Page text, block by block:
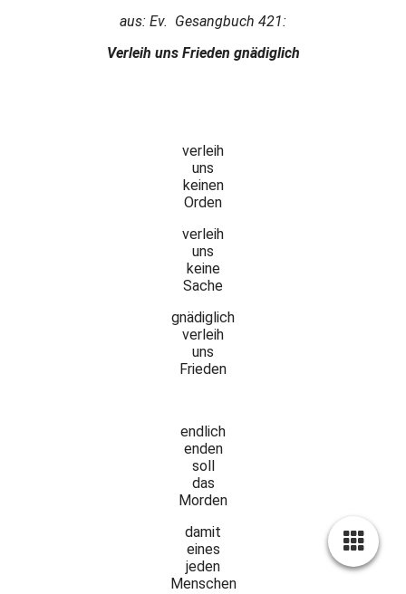
aus: Ev. Gesangbuch 421:
Verleih uns Frieden gnädiglich
verleih
uns
keinen
Orden
verleih
uns
keine
Sache
gnädiglich
verleih
uns
Frieden
endlich
enden
soll
das
Morden
damit
eines
jeden
Menschen